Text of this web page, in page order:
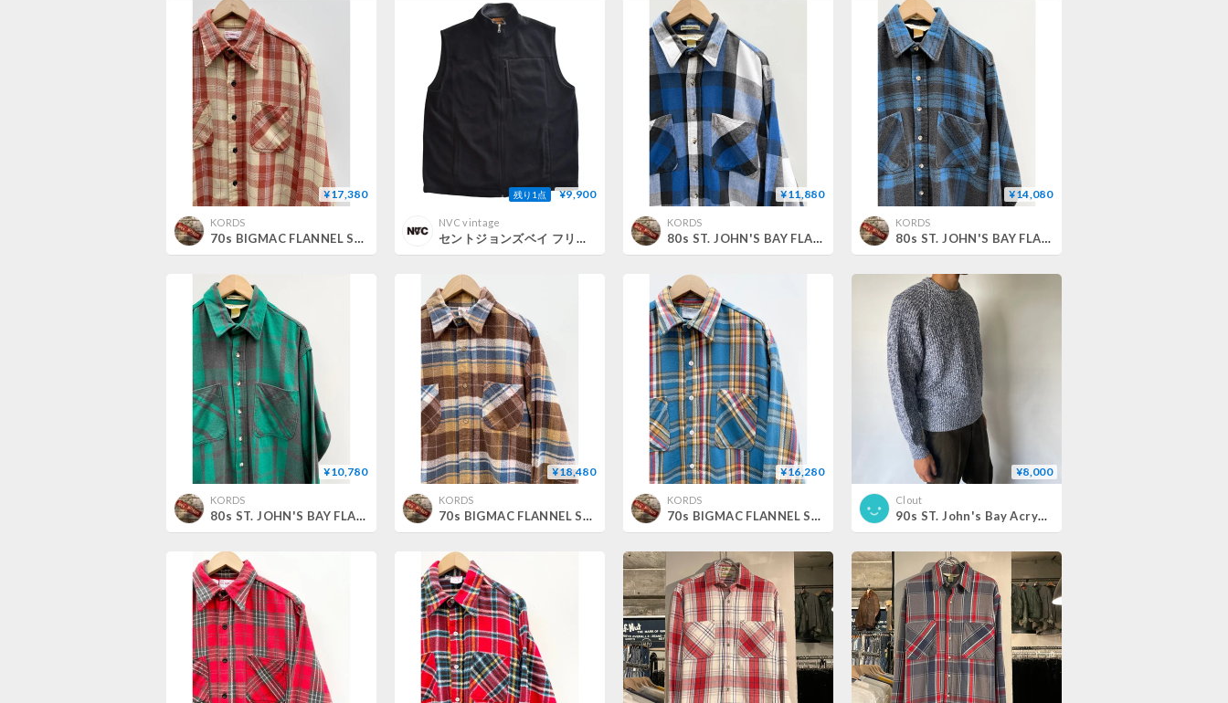
¥17,380
KORDS
70s BIGMAC FLANNEL SHIRT Size XL
残り1点 ¥9,900
NVC vintage
セントジョンズベイ フリースベスト / "ST.JOHN'S BAY" fleece vest
¥11,880
KORDS
80s ST. JOHN'S BAY FLANNEL SHIRT MADE IN USA 🇺🇸 Size L
¥14,080
KORDS
80s ST. JOHN'S BAY FLANNEL SHIRT MADE IN USA 🇺🇸 Size M
¥10,780
KORDS
80s ST. JOHN'S BAY FLANNEL SHIRT MADE IN USA 🇺🇸 Size L
¥18,480
KORDS
70s BIGMAC FLANNEL SHIRT Size M
¥16,280
KORDS
70s BIGMAC FLANNEL SHIRT Size L-TALL
¥8,000
Clout
90s ST. John's Bay Acrylic Knit